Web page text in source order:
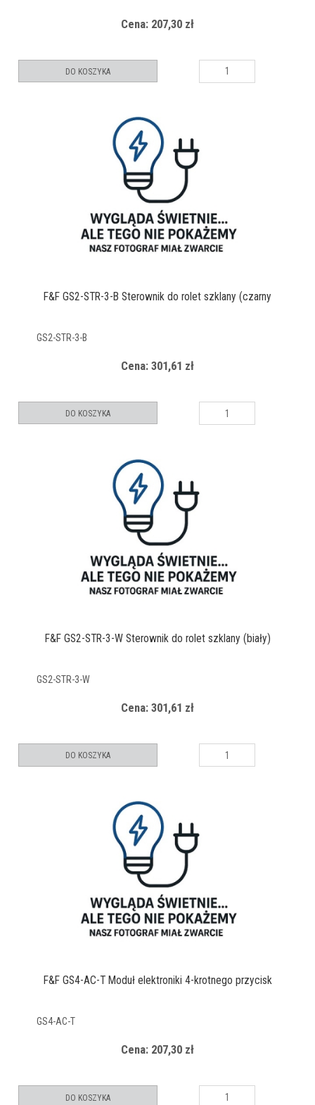
Cena: 207,30 zł
DO KOSZYKA
F&F GS2-STR-3-B Sterownik do rolet szklany (czarny
GS2-STR-3-B
Cena: 301,61 zł
DO KOSZYKA
F&F GS2-STR-3-W Sterownik do rolet szklany (biały)
GS2-STR-3-W
Cena: 301,61 zł
DO KOSZYKA
F&F GS4-AC-T Moduł elektroniki 4-krotnego przycisk
GS4-AC-T
Cena: 207,30 zł
DO KOSZYKA